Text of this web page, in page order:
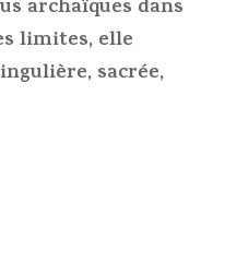
archaïques dans
limites, elle
sacrée,